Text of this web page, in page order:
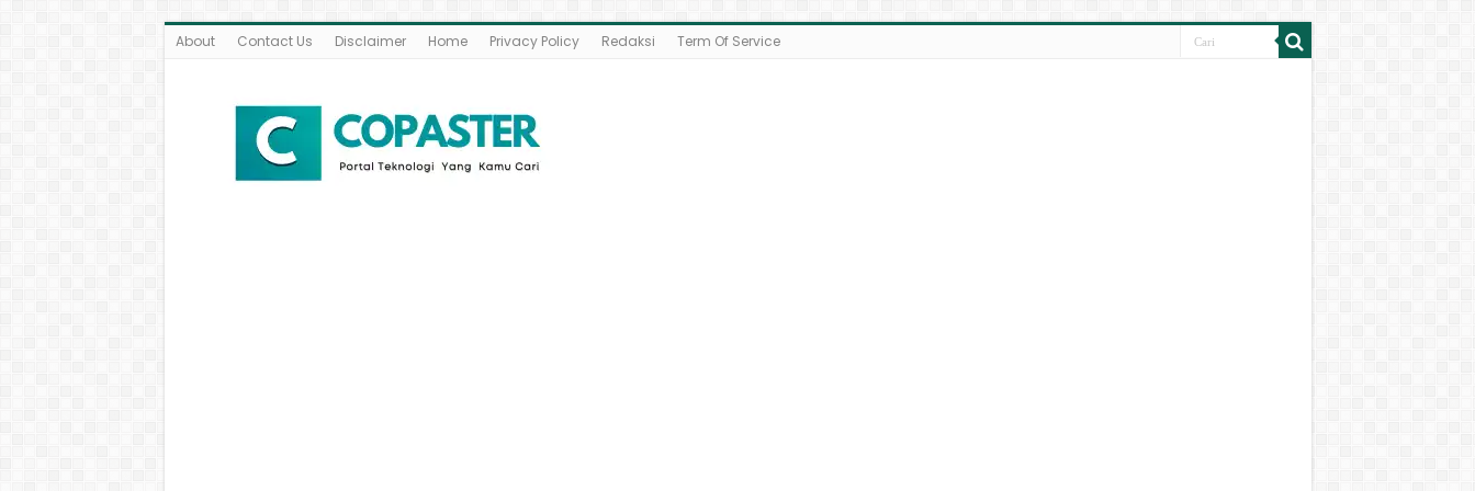
About Contact Us Disclaimer Home Privacy Policy Redaksi Term Of Service